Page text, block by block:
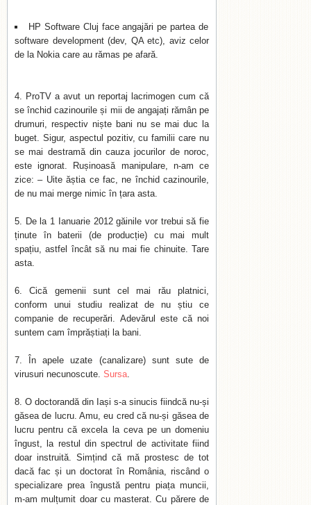
HP Software Cluj face angajări pe partea de
software development (dev, QA etc), aviz celor
de la Nokia care au rămas pe afară.
ProTV a avut un reportaj lacrimogen cum că
se închid cazinourile și mii de angajați rămân pe
drumuri, respectiv niște bani nu se mai duc la
buget. Sigur, aspectul pozitiv, cu familii care nu
se mai destramă din cauza jocurilor de noroc,
este ignorat. Rușinoasă manipulare, n-am ce
zice: – Uite ăștia ce fac, ne închid cazinourile,
de nu mai merge nimic în țara asta.
De la 1 Ianuarie 2012 găinile vor trebui să fie
ținute în baterii (de producție) cu mai mult
spațiu, astfel încât să nu mai fie chinuite. Tare
asta.
Cică gemenii sunt cel mai rău platnici,
conform unui studiu realizat de nu știu ce
companie de recuperări. Adevărul este că noi
suntem cam împrăștiați la bani.
În apele uzate (canalizare) sunt sute de
virusuri necunoscute. Sursa.
O doctorandă din Iași s-a sinucis fiindcă nu-și
găsea de lucru. Amu, eu cred că nu-și găsea de
lucru pentru că excela la ceva pe un domeniu
îngust, la restul din spectrul de activitate fiind
doar instruită. Simțind că mă prostesc de tot
dacă fac și un doctorat în România, riscând o
specializare prea îngustă pentru piața muncii,
m-am mulțumit doar cu masterat. Cu părere de